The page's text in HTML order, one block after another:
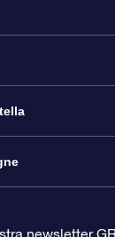
newsletter